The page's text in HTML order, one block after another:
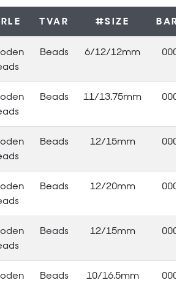
TVAR #SIZE
Beads 6/12/12mm
Beads 11/13.75mm
Beads 12/15mm
Beads 12/20mm
Beads 12/15mm
Beads 10/16.5mm